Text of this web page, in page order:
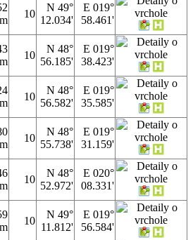
m
10
N 49°
12.034'
E 019°
58.461'
m
10
N 48°
56.185'
E 019°
38.423'
m
10
N 48°
56.582'
E 019°
35.585'
m
10
N 48°
55.738'
E 019°
31.159'
m
10
N 48°
52.972'
E 020°
08.331'
m
10
N 49°
11.812'
E 019°
56.584'